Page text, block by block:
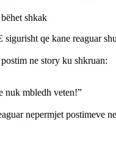
qe kane reaguar
ne story ku shkruan:
nuk mbledh veten!”
nepermjet postimeve